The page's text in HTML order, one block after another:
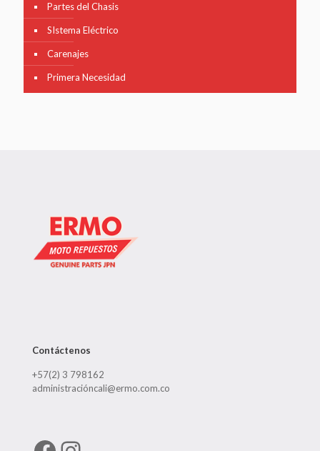
Partes del Chasis
SIstema Eléctrico
Carenajes
Primera Necesidad
Contáctenos
+57(2) 3 798162
administracióncali@ermo.com.co